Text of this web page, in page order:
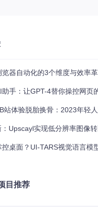
要数小时的网页操作压缩至
的重复性劳动，让人力资源
户群体：市场运营人员可实
某电商企业使用该方案后，
览器控制的工作机制
>|自然语言转操作步骤| B[智能
略| C[浏览器自动化执行器]
器自动化的3个维度与效率
手：让GPT-4替你操控网页
体验脱胎换骨：2023年轻人首
Upscayl实现低分辨率图像
桌面？UI-TARS视觉语言模
目推荐